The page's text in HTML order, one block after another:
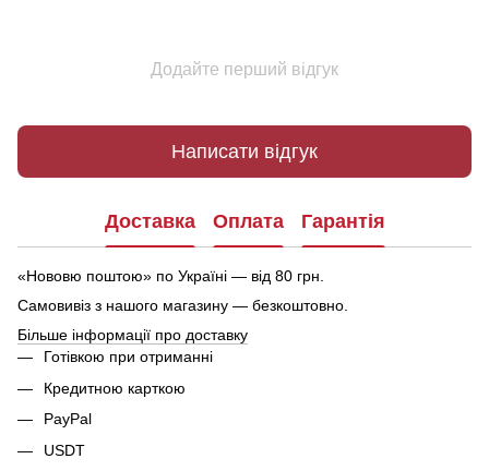
Додайте перший відгук
Написати відгук
Доставка Оплата Гарантія
«Нововю поштою» по Україні — від 80 грн.
Самовивіз з нашого магазину — безкоштовно.
Більше інформації про доставку
Готівкою при отриманні
Кредитною карткою
PayPal
USDT